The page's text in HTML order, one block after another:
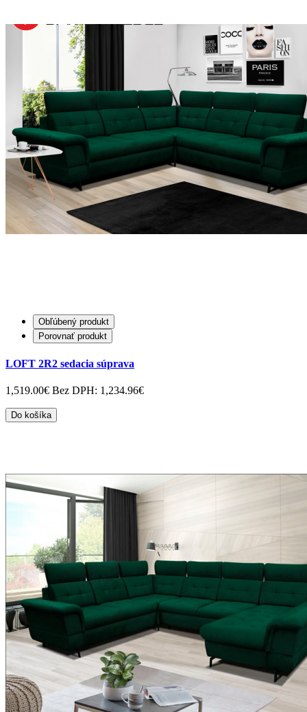
Obľúbený produkt
Porovnať produkt
LOFT 2R2 sedacia súprava
1,519.00€ Bez DPH: 1,234.96€
Do košíka